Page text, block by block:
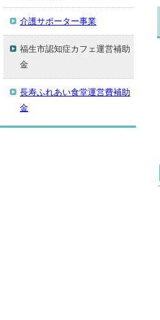
介護サポーター事業
福生市認知症カフェ運営補助
金
長寿ふれあい食堂運営費補助
金